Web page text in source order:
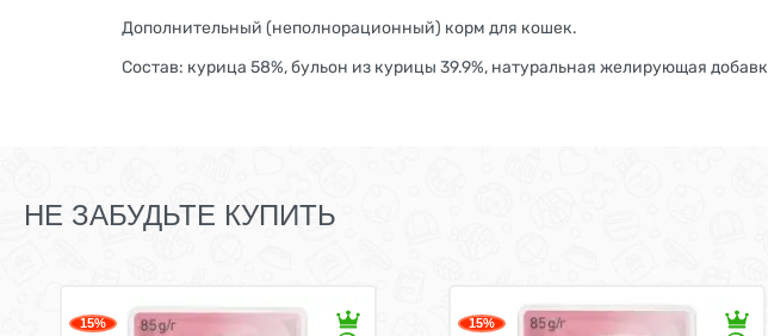
Дополнительный (неполнорационный) корм для кошек.
Состав: курица 58%, бульон из курицы 39.9%, натуральная желирующая
НЕ ЗАБУДЬТЕ КУПИТЬ
15% 15%